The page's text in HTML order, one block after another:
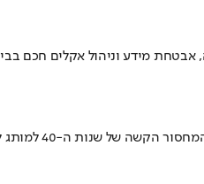
אבטחת מידע וניהול אקלים חכם